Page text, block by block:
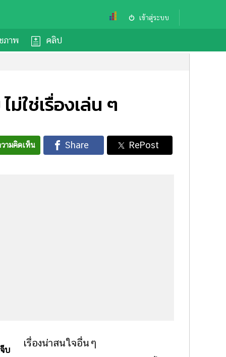
เข้าสู่ระบบ
ภาพ คลิป
ใช่เรื่องเล่น ๆ
ามคิดเห็น
บ
เรื่องน่าสนใจอื่นๆ